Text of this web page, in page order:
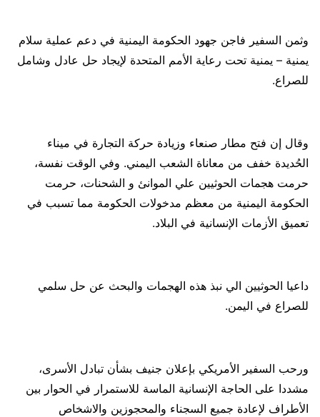
وثمن السفير فاجن جهود الحكومة اليمنية في دعم عملية سلام
يمنية – يمنية تحت رعاية الأمم المتحدة لإيجاد حل عادل وشامل
للصراع.
وقال إن فتح مطار صنعاء وزيادة حركة التجارة في ميناء
الحُديدة خفف من معاناة الشعب اليمني. وفي الوقت نفسة،
حرمت هجمات الحوثيين علي الموانئ و الشحنات، حرمت
الحكومة اليمنية من معظم مدخولات الحكومة مما تسبب في
تعميق الأزمات الإنسانية في البلاد.
داعيا الحوثيين الي نبذ هذه الهجمات والبحث عن حل سلمي
للصراع في اليمن.
ورحب السفير الأمريكي بإعلان جنيف بشأن تبادل الأسرى،
مشددا على الحاجة الإنسانية الماسة للاستمرار في الحوار بين
الأطراف لإعادة جميع السجناء والمحجوزين والاشخاص